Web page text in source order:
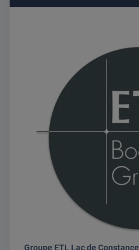
Groupe ETL Lac de Constance